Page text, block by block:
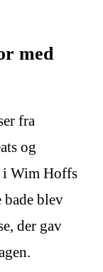
med
fra
og
i Wim Hoffs
blev
der gav